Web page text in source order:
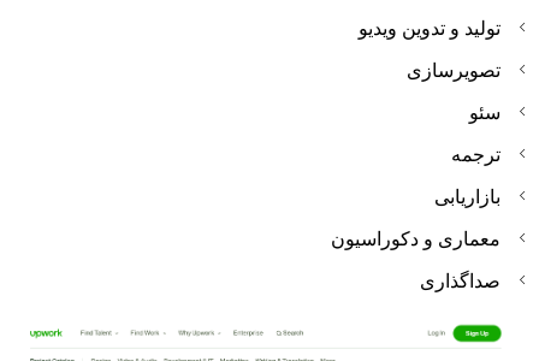
تولید و تدوین ویدیو
تصویرسازی
سئو
ترجمه
بازاریابی
معماری و دکوراسیون
صداگذاری